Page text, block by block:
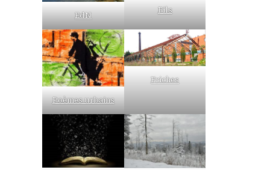
EdN
Fils
Poèmes urbains
Friches